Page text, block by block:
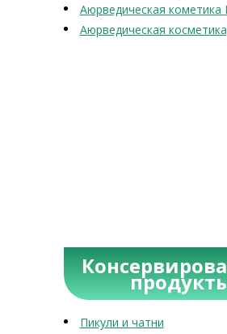
Аюрведическая кометика
Аюрведическая косметика
Пикули и чатни